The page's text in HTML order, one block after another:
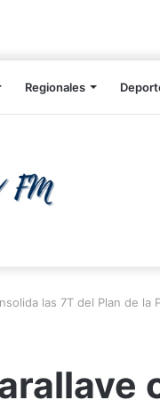
Regionales
las 7T del Plan de la